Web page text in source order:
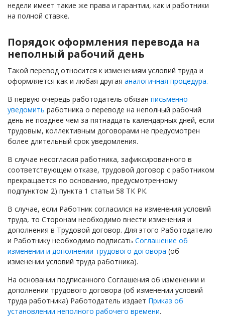
недели имеет такие же права и гарантии, как и работники
на полной ставке.
Порядок оформления перевода на
неполный рабочий день
Такой перевод относится к изменениям условий труда и
оформляется как и любая другая аналогичная процедура.
В первую очередь работодатель обязан письменно
уведомить работника о переводе на неполный рабочий
день не позднее чем за пятнадцать календарных дней, если
трудовым, коллективным договорами не предусмотрен
более длительный срок уведомления.
В случае несогласия работника, зафиксированного в
соответствующем отказе, трудовой договор с работником
прекращается по основанию, предусмотренному
подпунктом 2) пункта 1 статьи 58 ТК РК.
В случае, если Работник согласился на изменения условий
труда, то Сторонам необходимо внести изменения и
дополнения в Трудовой договор. Для этого Работодателю
и Работнику необходимо подписать Соглашение об
изменении и дополнении трудового договора (об
изменении условий труда работника).
На основании подписанного Соглашения об изменении и
дополнении трудового договора (об изменении условий
труда работника) Работодатель издает Приказ об
установлении неполного рабочего времени.